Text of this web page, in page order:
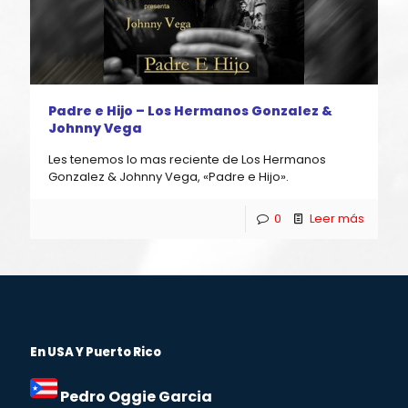
Padre e Hijo – Los Hermanos Gonzalez &
Johnny Vega
Les tenemos lo mas reciente de Los Hermanos
Gonzalez & Johnny Vega, «Padre e Hijo».
0 Leer más
En USA Y Puerto Rico
Pedro Oggie Garcia